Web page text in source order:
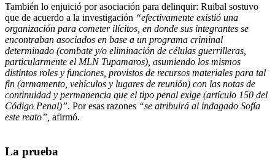
También lo enjuició por asociación para delinquir: Ruibal sostuvo
que de acuerdo a la investigación “efectivamente existió una
organización para cometer ilícitos, en donde sus integrantes se
encontraban asociados en base a un programa criminal
determinado (combate y/o eliminación de células guerrilleras,
particularmente el MLN Tupamaros), asumiendo los mismos
distintos roles y funciones, provistos de recursos materiales para tal
fin (armamento, vehículos y lugares de reunión) con las notas de
continuidad y permanencia que el tipo penal exige (artículo 150 del
Código Penal)”. Por esas razones “se atribuirá al indagado Sofía
este reato”, afirmó.
La prueba